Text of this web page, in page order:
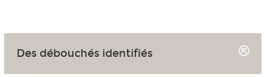
Des débouchés identifiés